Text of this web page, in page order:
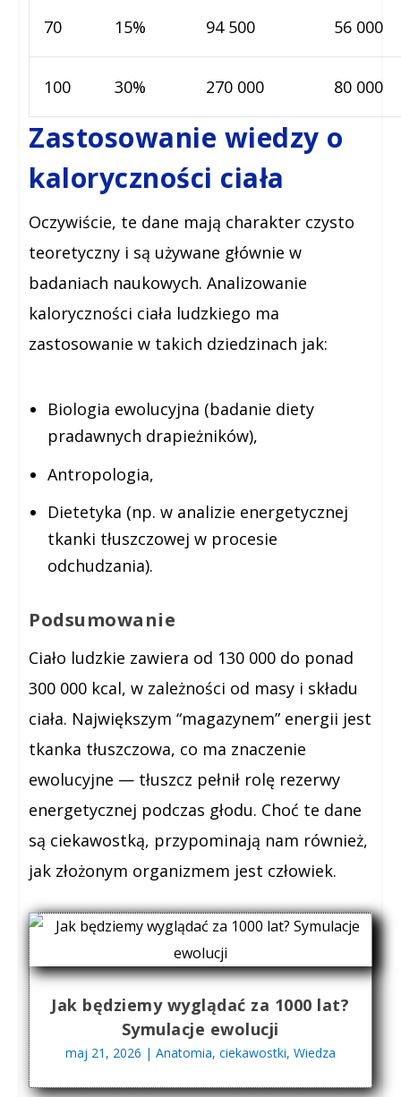
70 15% 94 500 56 000
100 30% 270 000 80 000
Zastosowanie wiedzy o
kaloryczności ciała
Oczywiście, te dane mają charakter czysto
teoretyczny i są używane głównie w
badaniach naukowych. Analizowanie
kaloryczności ciała ludzkiego ma
zastosowanie w takich dziedzinach jak:
Biologia ewolucyjna (badanie diety
pradawnych drapieżników),
Antropologia,
Dietetyka (np. w analizie energetycznej
tkanki tłuszczowej w procesie
odchudzania).
Podsumowanie
Ciało ludzkie zawiera od 130 000 do ponad
300 000 kcal, w zależności od masy i składu
ciała. Największym “magazynem” energii jest
tkanka tłuszczowa, co ma znaczenie
ewolucyjne — tłuszcz pełnił rolę rezerwy
energetycznej podczas głodu. Choć te dane
są ciekawostką, przypominają nam również,
jak złożonym organizmem jest człowiek.
Jak będziemy wyglądać za 1000 lat?
Symulacje ewolucji
maj 21, 2026 | Anatomia, ciekawostki, Wiedza